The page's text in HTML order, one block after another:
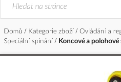
Domů Kategorie zboží
Ovládání a
Speciální spínání
Koncové a